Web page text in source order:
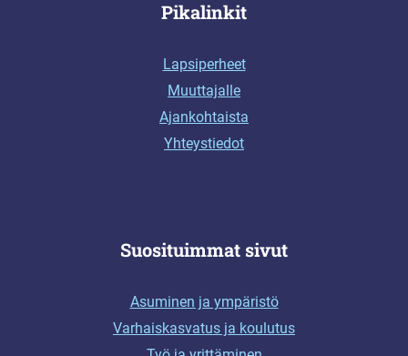
Pikalinkit
Lapsiperheet
Muuttajalle
Ajankohtaista
Yhteystiedot
Suosituimmat sivut
Asuminen ja ympäristö
Varhaiskasvatus ja koulutus